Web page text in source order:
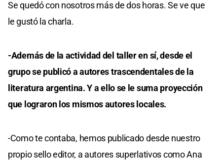
Se quedó con nosotros más de dos horas. Se ve que
le gustó la charla.
-Además de la actividad del taller en sí, desde el
grupo se publicó a autores trascendentales de la
literatura argentina. Y a ello se le suma proyección
que lograron los mismos autores locales.
-Como te contaba, hemos publicado desde nuestro
propio sello editor, a autores superlativos como Ana